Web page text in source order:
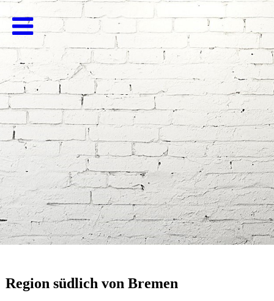
Region südlich von Bremen